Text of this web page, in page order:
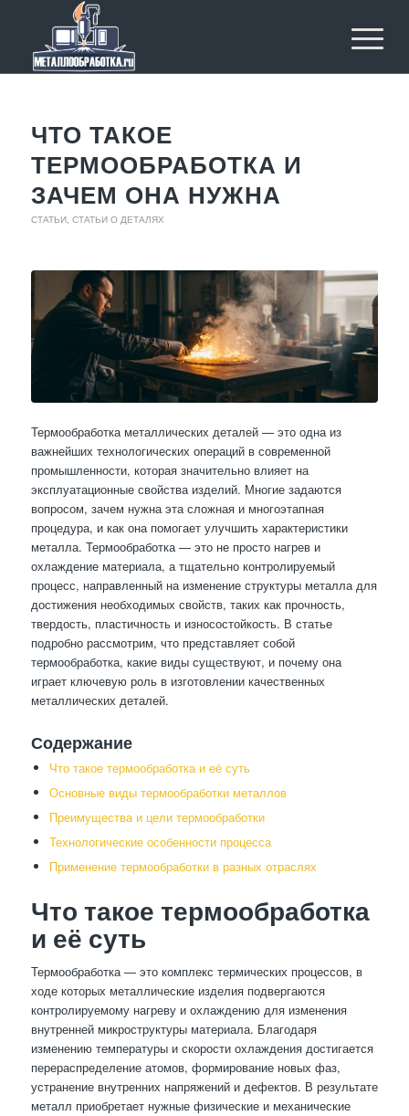
ЧТО ТАКОЕ
ТЕРМООБРАБОТКА И
ЗАЧЕМ ОНА НУЖНА
СТАТЬИ, СТАТЬИ О ДЕТАЛЯХ
Термообработка металлических деталей — это одна из
важнейших технологических операций в современной
промышленности, которая значительно влияет на
эксплуатационные свойства изделий. Многие задаются
вопросом, зачем нужна эта сложная и многоэтапная
процедура, и как она помогает улучшить характеристики
металла. Термообработка — это не просто нагрев и
охлаждение материала, а тщательно контролируемый
процесс, направленный на изменение структуры металла для
достижения необходимых свойств, таких как прочность,
твердость, пластичность и износостойкость. В статье
подробно рассмотрим, что представляет собой
термообработка, какие виды существуют, и почему она
играет ключевую роль в изготовлении качественных
металлических деталей.
Содержание
Что такое термообработка и её суть
Основные виды термообработки металлов
Преимущества и цели термообработки
Технологические особенности процесса
Применение термообработки в разных отраслях
Что такое термообработка
и её суть
Термообработка — это комплекс термических процессов, в
ходе которых металлические изделия подвергаются
контролируемому нагреву и охлаждению для изменения
внутренней микроструктуры материала. Благодаря
изменению температуры и скорости охлаждения достигается
перераспределение атомов, формирование новых фаз,
устранение внутренних напряжений и дефектов. В результате
металл приобретает нужные физические и механические